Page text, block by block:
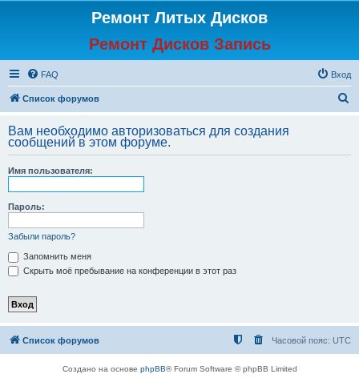
Ремонт Литых Дисков
Ремонт Дисков Запись
FAQ Вход
Список форумов
с
Вам необходимо авторизоваться для создания
сообщений в этом форуме.
Имя пользователя:
Пароль:
Забыли пароль?
Запомнить меня
Скрыть моё пребывание на конференции в этот раз
Список форумов Часовой пояс: UTC
Создано на основе phpBB® Forum Software © phpBB Limited